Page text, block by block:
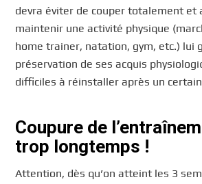
devra éviter de couper totalement et
maintenir une activité physique
home trainer, natation, gym, etc.) lui
préservation de ses acquis
difficiles à réinstaller après un
Coupure de
trop longtemps !
Attention, dès qu’on atteint les 3